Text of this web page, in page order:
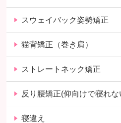
スウェイバック姿勢矯正
猫背矯正（巻き肩）
ストレートネック矯正
反り腰矯正(仰向けで寝れな
寝違え